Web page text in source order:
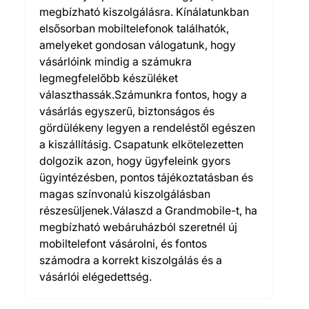
megbízható kiszolgálásra. Kínálatunkban
elsősorban mobiltelefonok találhatók,
amelyeket gondosan válogatunk, hogy
vásárlóink mindig a számukra
legmegfelelőbb készüléket
választhassák.Számunkra fontos, hogy a
vásárlás egyszerű, biztonságos és
gördülékeny legyen a rendeléstől egészen
a kiszállításig. Csapatunk elkötelezetten
dolgozik azon, hogy ügyfeleink gyors
ügyintézésben, pontos tájékoztatásban és
magas színvonalú kiszolgálásban
részesüljenek.Válaszd a Grandmobile-t, ha
megbízható webáruházból szeretnél új
mobiltelefont vásárolni, és fontos
számodra a korrekt kiszolgálás és a
vásárlói elégedettség.